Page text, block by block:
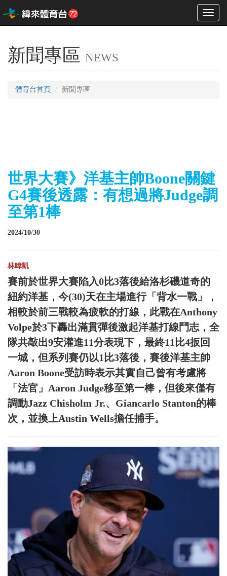
Toggle
新聞專區 NEWS
體育台首頁 新聞專區
世界大賽》洋基主帥Boone關鍵
G4賽後透露：有想過將Judge調
至第1棒
2024/10/30
林暐凱
賽前於世界大賽陷入0比3落後給洛杉磯道奇的
紐約洋基，今(30)天在主場進行「背水一戰」，
相較於前三戰較為疲軟的打線，此戰在Anthony
Volpe於3下轟出滿貫彈後激起洋基打線鬥志，全
隊共敲出9安灌進11分表現下，最終11比4扳回
一城，但系列賽仍以1比3落後，賽後洋基主帥
Aaron Boone受訪時表示其實自己曾有考慮將
「法官」Aaron Judge移至第一棒，但後來僅有
調動Jazz Chisholm Jr.、Giancarlo Stanton的棒
次，並換上Austin Wells擔任捕手。